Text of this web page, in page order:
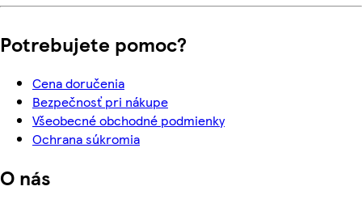
Potrebujete pomoc?
Cena doručenia
Bezpečnosť pri nákupe
Všeobecné obchodné podmienky
Ochrana súkromia
O nás